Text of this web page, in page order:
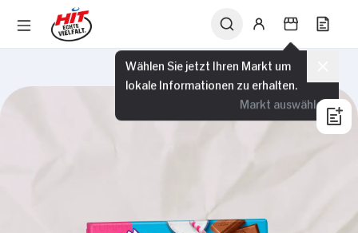
Wählen Sie jetzt Ihren Markt um
lokale Informationen zu erhalten.
Markt auswählen